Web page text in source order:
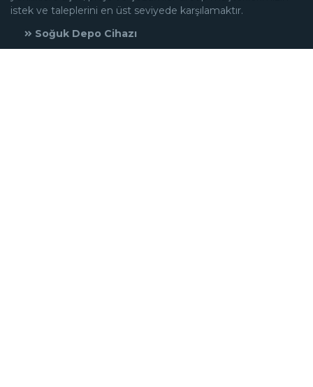
istek ve taleplerini en üst seviyede karşılamaktır.
Soğuk Depo Cihazı